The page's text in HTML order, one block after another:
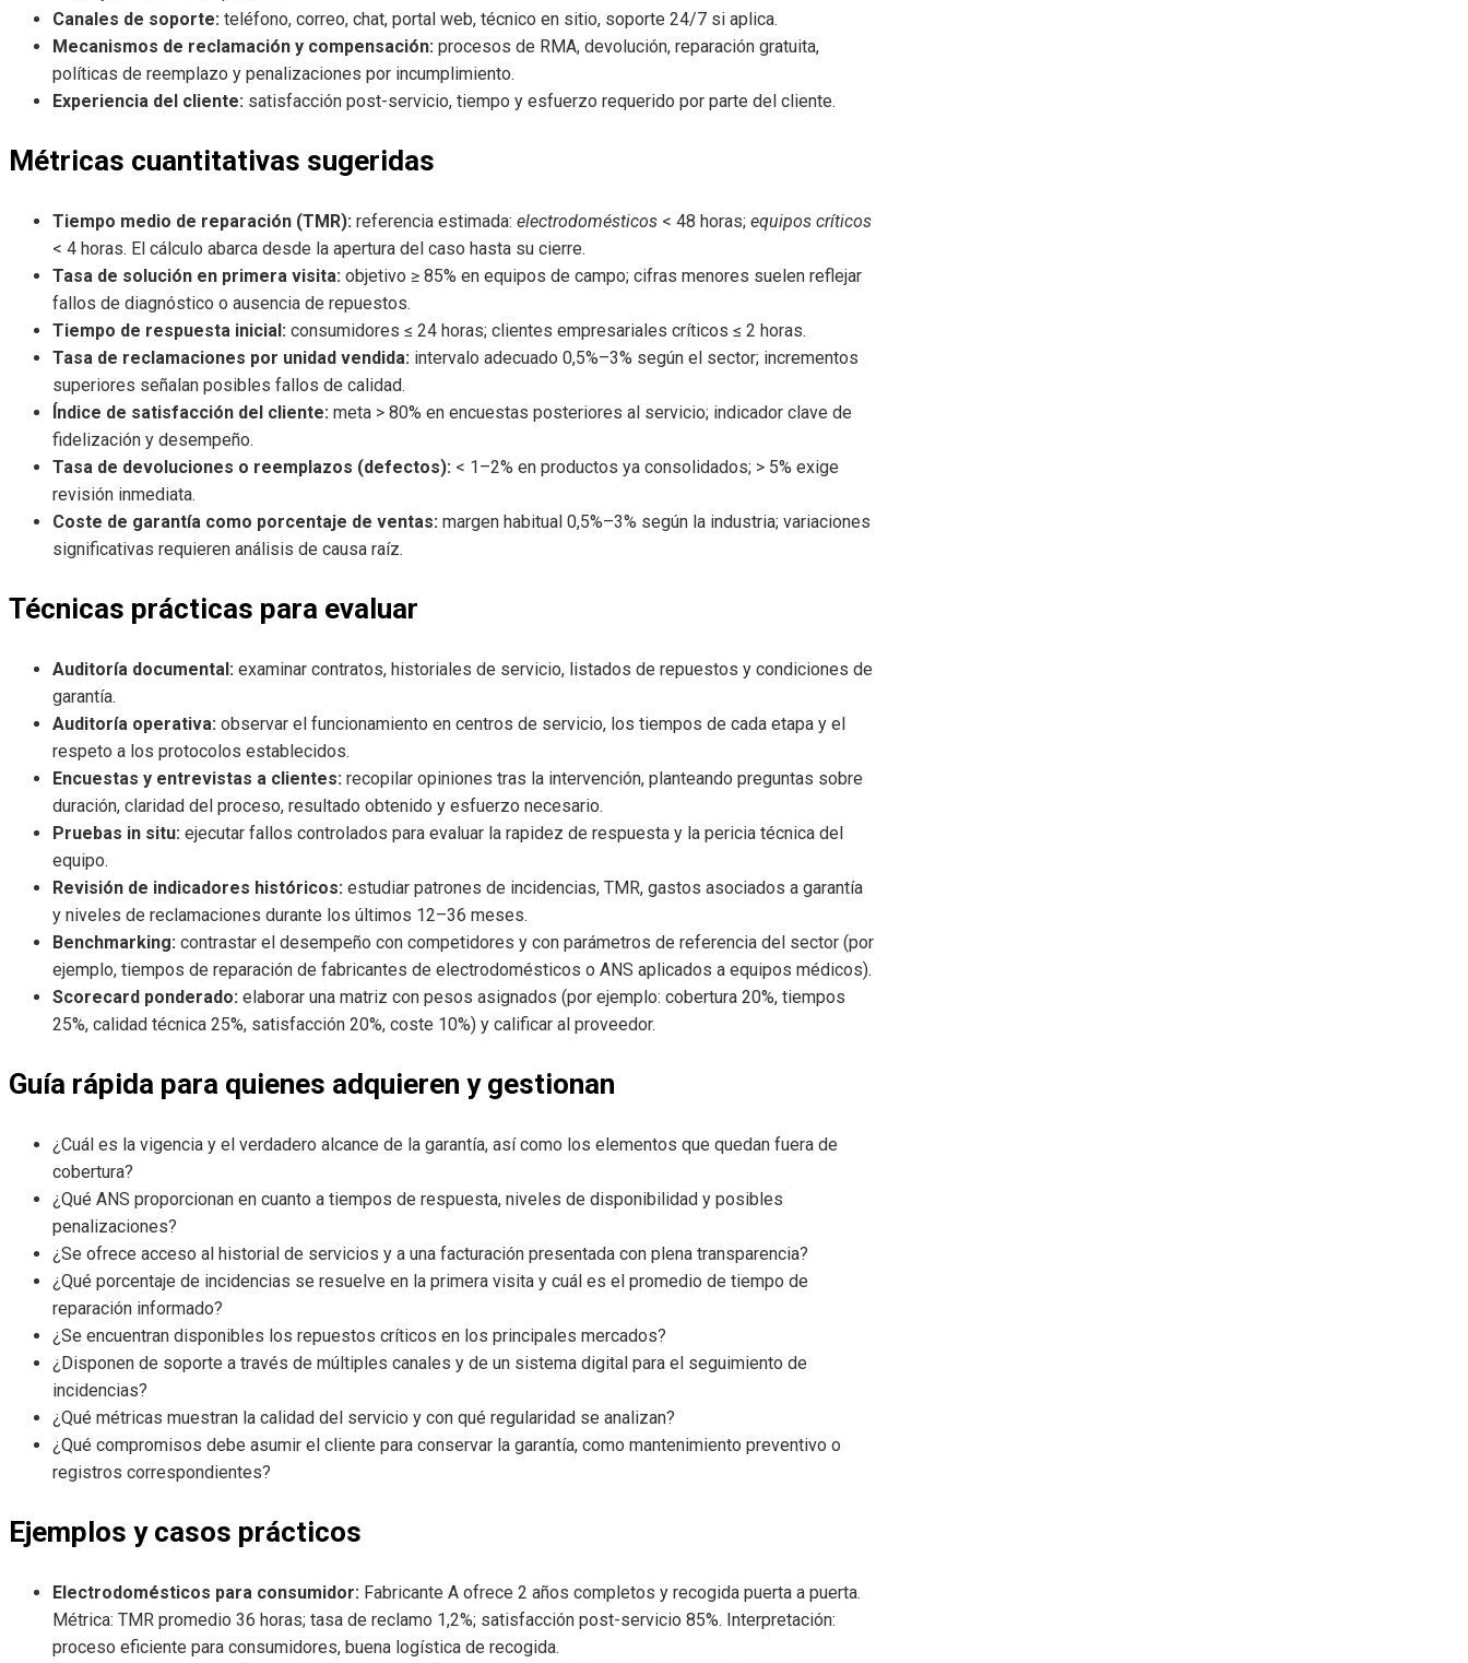
Canales de soporte: teléfono, correo, chat, portal web, técnico en sitio, soporte 24/7 si aplica.
Mecanismos de reclamación y compensación: procesos de RMA, devolución, reparación gratuita,
políticas de reemplazo y penalizaciones por incumplimiento.
Experiencia del cliente: satisfacción post-servicio, tiempo y esfuerzo requerido por parte del cliente.
Métricas cuantitativas sugeridas
Tiempo medio de reparación (TMR): referencia estimada: electrodomésticos < 48 horas; equipos críticos
< 4 horas. El cálculo abarca desde la apertura del caso hasta su cierre.
Tasa de solución en primera visita: objetivo ≥ 85% en equipos de campo; cifras menores suelen reflejar
fallos de diagnóstico o ausencia de repuestos.
Tiempo de respuesta inicial: consumidores ≤ 24 horas; clientes empresariales críticos ≤ 2 horas.
Tasa de reclamaciones por unidad vendida: intervalo adecuado 0,5%–3% según el sector; incrementos
superiores señalan posibles fallos de calidad.
Índice de satisfacción del cliente: meta > 80% en encuestas posteriores al servicio; indicador clave de
fidelización y desempeño.
Tasa de devoluciones o reemplazos (defectos): < 1–2% en productos ya consolidados; > 5% exige
revisión inmediata.
Coste de garantía como porcentaje de ventas: margen habitual 0,5%–3% según la industria; variaciones
significativas requieren análisis de causa raíz.
Técnicas prácticas para evaluar
Auditoría documental: examinar contratos, historiales de servicio, listados de repuestos y condiciones de
garantía.
Auditoría operativa: observar el funcionamiento en centros de servicio, los tiempos de cada etapa y el
respeto a los protocolos establecidos.
Encuestas y entrevistas a clientes: recopilar opiniones tras la intervención, planteando preguntas sobre
duración, claridad del proceso, resultado obtenido y esfuerzo necesario.
Pruebas in situ: ejecutar fallos controlados para evaluar la rapidez de respuesta y la pericia técnica del
equipo.
Revisión de indicadores históricos: estudiar patrones de incidencias, TMR, gastos asociados a garantía
y niveles de reclamaciones durante los últimos 12–36 meses.
Benchmarking: contrastar el desempeño con competidores y con parámetros de referencia del sector (por
ejemplo, tiempos de reparación de fabricantes de electrodomésticos o ANS aplicados a equipos médicos).
Scorecard ponderado: elaborar una matriz con pesos asignados (por ejemplo: cobertura 20%, tiempos
25%, calidad técnica 25%, satisfacción 20%, coste 10%) y calificar al proveedor.
Guía rápida para quienes adquieren y gestionan
¿Cuál es la vigencia y el verdadero alcance de la garantía, así como los elementos que quedan fuera de
cobertura?
¿Qué ANS proporcionan en cuanto a tiempos de respuesta, niveles de disponibilidad y posibles
penalizaciones?
¿Se ofrece acceso al historial de servicios y a una facturación presentada con plena transparencia?
¿Qué porcentaje de incidencias se resuelve en la primera visita y cuál es el promedio de tiempo de
reparación informado?
¿Se encuentran disponibles los repuestos críticos en los principales mercados?
¿Disponen de soporte a través de múltiples canales y de un sistema digital para el seguimiento de
incidencias?
¿Qué métricas muestran la calidad del servicio y con qué regularidad se analizan?
¿Qué compromisos debe asumir el cliente para conservar la garantía, como mantenimiento preventivo o
registros correspondientes?
Ejemplos y casos prácticos
Electrodomésticos para consumidor: Fabricante A ofrece 2 años completos y recogida puerta a puerta.
Métrica: TMR promedio 36 horas; tasa de reclamo 1,2%; satisfacción post-servicio 85%. Interpretación:
proceso eficiente para consumidores, buena logística de recogida.